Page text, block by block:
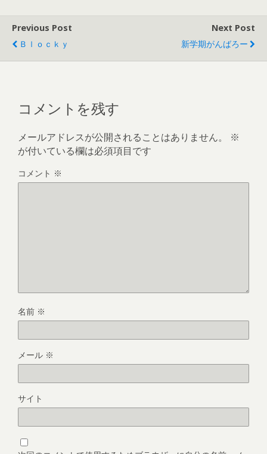
Previous Post
Ｂｌｏｃｋｙ
Next Post
新学期がんばろー
コメントを残す
メールアドレスが公開されることはありません。
※
が付いている欄は必須項目です
コメント ※
名前 ※
メール ※
サイト